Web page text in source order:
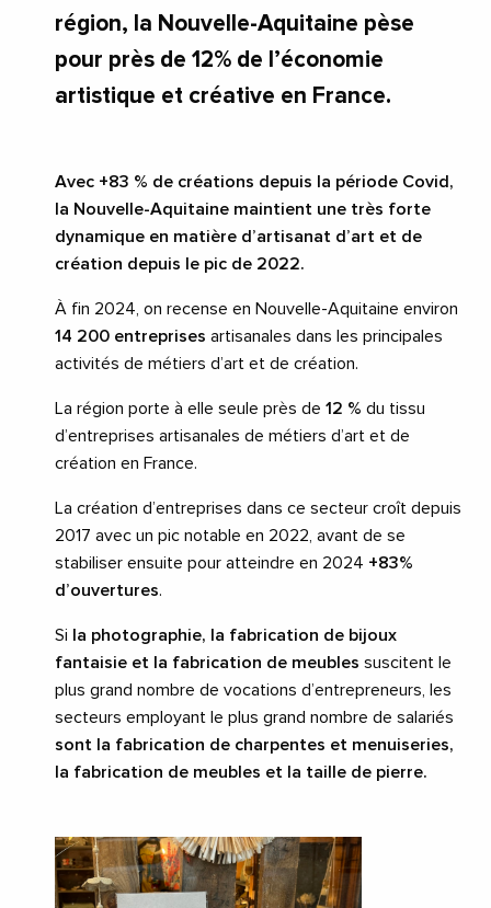
région, la Nouvelle-Aquitaine pèse
pour près de 12% de l’économie
artistique et créative en France.
Avec +83 % de créations depuis la période Covid,
la Nouvelle-Aquitaine maintient une très forte
dynamique en matière d’artisanat d’art et de
création depuis le pic de 2022.
À fin 2024, on recense en Nouvelle-Aquitaine environ
14 200 entreprises artisanales dans les principales
activités de métiers d’art et de création.
La région porte à elle seule près de 12 % du tissu
d’entreprises artisanales de métiers d’art et de
création en France.
La création d’entreprises dans ce secteur croît depuis
2017 avec un pic notable en 2022, avant de se
stabiliser ensuite pour atteindre en 2024 +83%
d’ouvertures.
Si
la photographie, la fabrication de bijoux
fantaisie et la fabrication de meubles suscitent le
plus grand nombre de vocations d’entrepreneurs, les
secteurs employant le plus grand nombre de salariés
sont la fabrication de charpentes et menuiseries,
la fabrication de meubles et la taille de pierre.